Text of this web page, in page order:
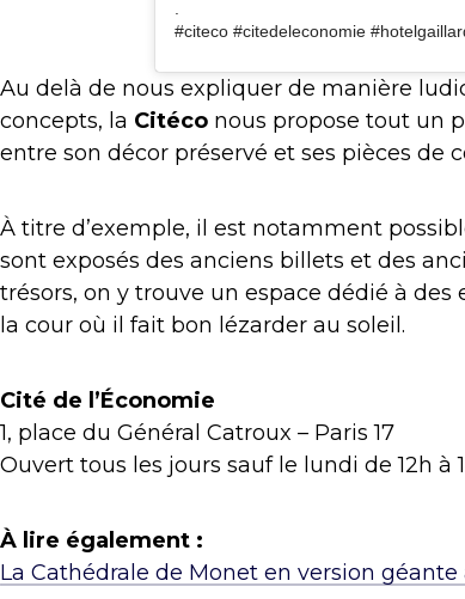
#citeco #citedeleconomie
Au delà de nous expliquer de manière
concepts, la Citéco nous propose tout un
entre son décor préservé et ses pièces de
À titre d’exemple, il est notamment
sont exposés des anciens billets et des
trésors, on y trouve un espace dédié à
la cour où il fait bon lézarder au soleil.
Cité de l’Économie
1, place du Général Catroux – Paris 17
Ouvert tous les jours sauf le lundi de 12h à
À lire également :
La Cathédrale de Monet en version géante